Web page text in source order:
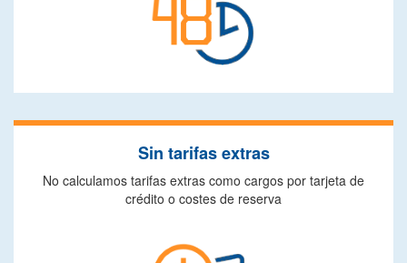
Sin tarifas extras
No calculamos tarifas extras como cargos por tarjeta de
crédito o costes de reserva